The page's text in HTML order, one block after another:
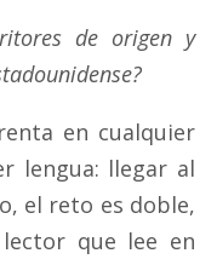
de origen y
en cualquier
lengua: llegar al
el reto es doble,
que lee en